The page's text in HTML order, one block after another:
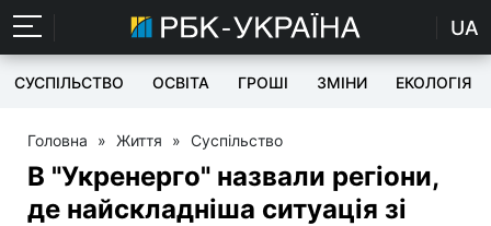
UA
СУСПІЛЬСТВО ОСВІТА ГРОШІ ЗМІНИ ЕКОЛОГІЯ
Головна » Життя » Суспільство
В "Укренерго" назвали регіони,
де найскладніша ситуація зі